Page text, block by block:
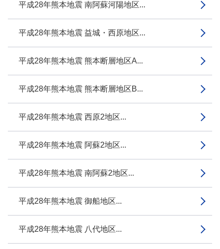
平成28年熊本地震 南阿蘇河陽地区...
平成28年熊本地震 益城・西原地区...
平成28年熊本地震 熊本断層地区A...
平成28年熊本地震 熊本断層地区B...
平成28年熊本地震 西原2地区...
平成28年熊本地震 阿蘇2地区...
平成28年熊本地震 南阿蘇2地区...
平成28年熊本地震 御船地区...
平成28年熊本地震 八代地区...